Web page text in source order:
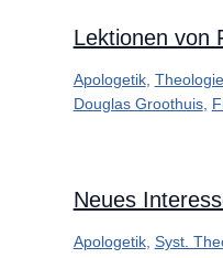
Lektionen von
Apologetik,
Douglas Groothuis,
Neues
Apologetik, Syst.